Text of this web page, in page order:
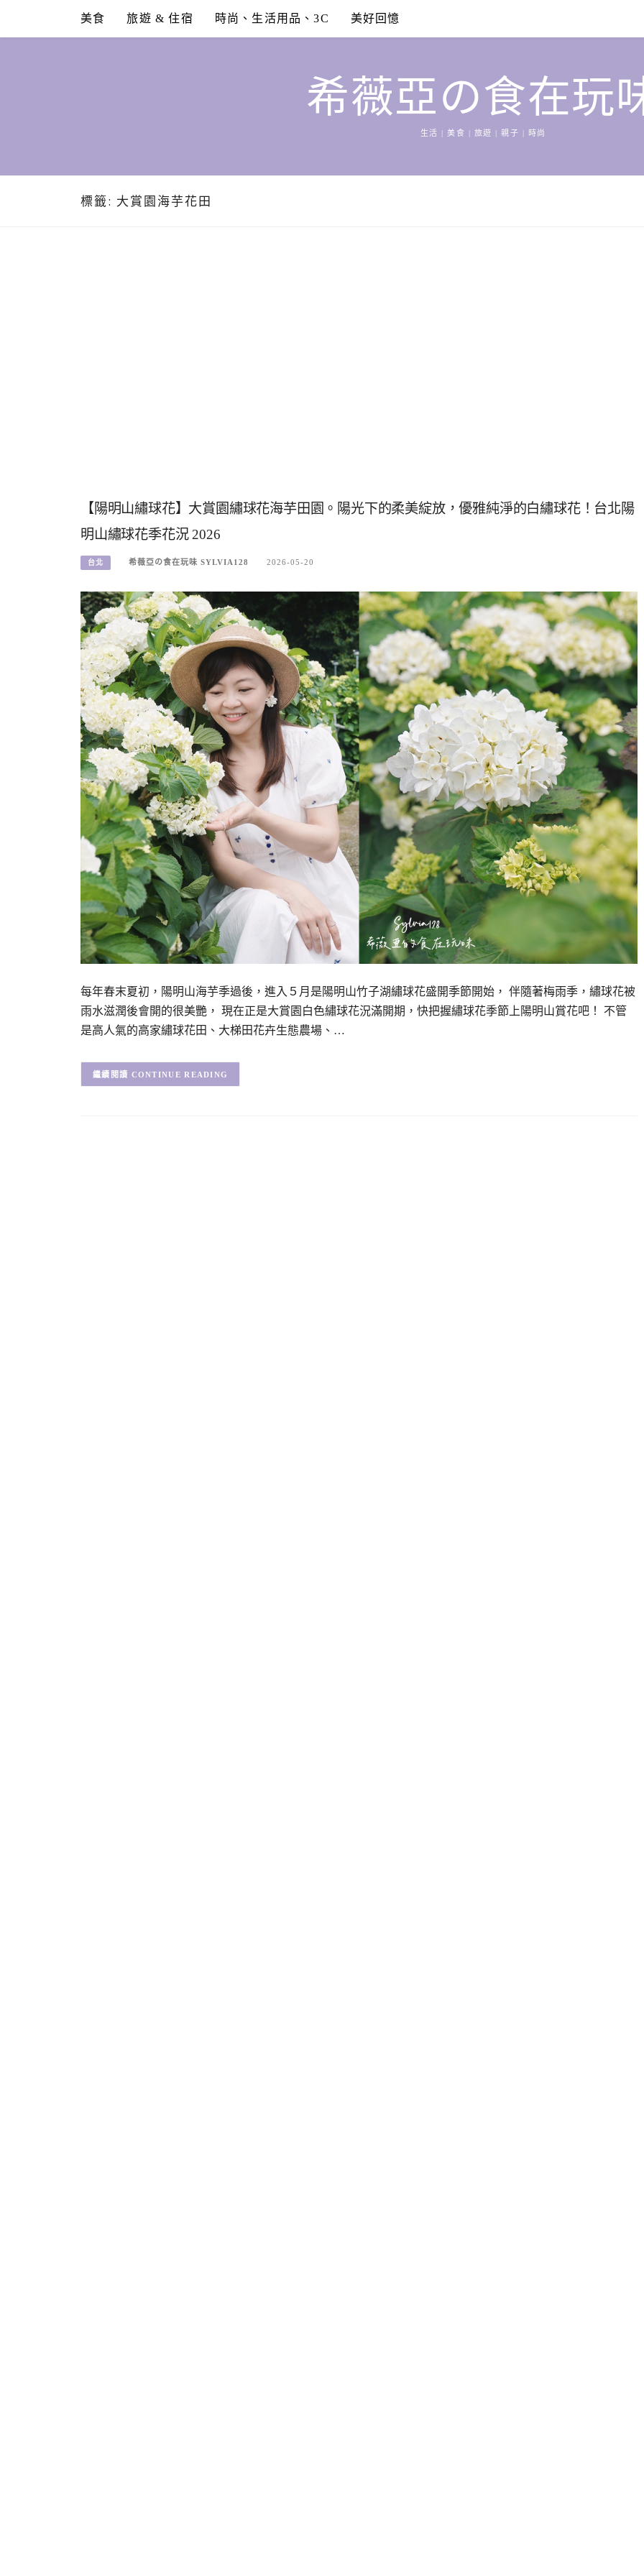
content
美食 旅遊 & 住宿 時尚、生活用品、3C 美好回憶
希薇亞の食在玩
生活 | 美食 | 旅遊 | 親子 | 時尚
標籤: 大賞園海芋花田
【陽明山繡球花】大賞園繡球花海芋田園。陽光下的柔美綻放，優雅純淨的白繡球花！台北陽
明山繡球花季花況 2026
台北 希薇亞の食在玩味 SYLVIA128 2026-05-20
每年春末夏初，陽明山海芋季過後，進入５月是陽明山竹子湖繡球花盛開季節開始， 伴隨著梅雨季，繡球花被
雨水滋潤後會開的很美艷， 現在正是大賞園白色繡球花況滿開期，快把握繡球花季節上陽明山賞花吧！ 不管
是高人氣的高家繡球花田、大梯田花卉生態農場、…
CONTINUE READING